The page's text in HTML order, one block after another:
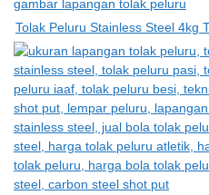
Tolak Peluru Stainless Steel 4kg